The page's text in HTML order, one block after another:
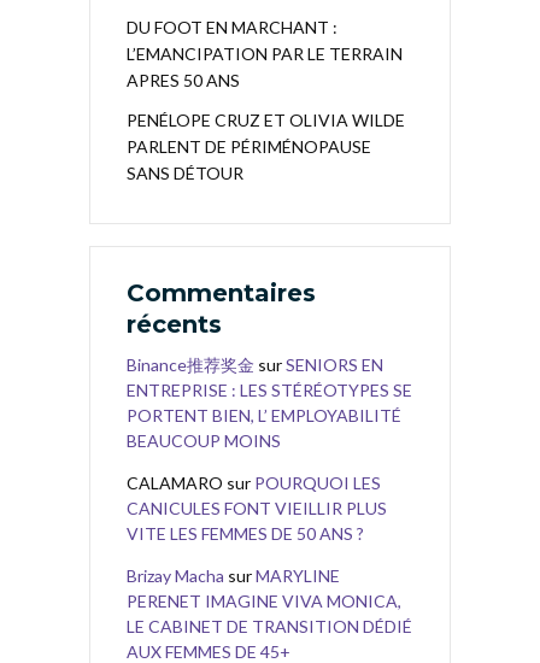
DU FOOT EN MARCHANT :
L’EMANCIPATION PAR LE TERRAIN
APRES 50 ANS
PENÉLOPE CRUZ ET OLIVIA WILDE
PARLENT DE PÉRIMÉNOPAUSE
SANS DÉTOUR
Commentaires
récents
Binance推荐奖金 surSENIORS EN
ENTREPRISE : LES STÉRÉOTYPES SE
PORTENT BIEN, L’ EMPLOYABILITÉ
BEAUCOUP MOINS
CALAMARO sur POURQUOI LES
CANICULES FONT VIEILLIR PLUS
VITE LES FEMMES DE 50 ANS ?
Brizay Macha surMARYLINE
PERENET IMAGINE VIVA MONICA,
LE CABINET DE TRANSITION DÉDIÉ
AUX FEMMES DE 45+